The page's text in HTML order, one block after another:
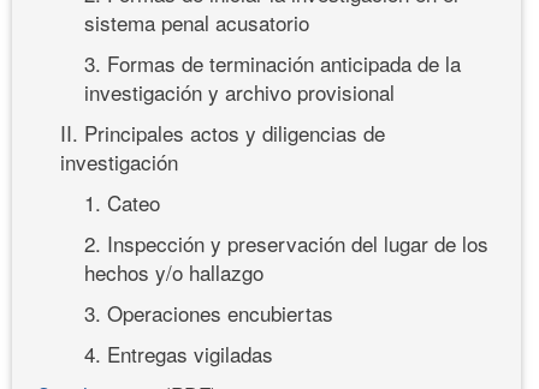
sistema penal acusatorio
3. Formas de terminación anticipada de la
investigación y archivo provisional
II. Principales actos y diligencias de
investigación
1. Cateo
2. Inspección y preservación del lugar de los
hechos y/o hallazgo
3. Operaciones encubiertas
4. Entregas vigiladas